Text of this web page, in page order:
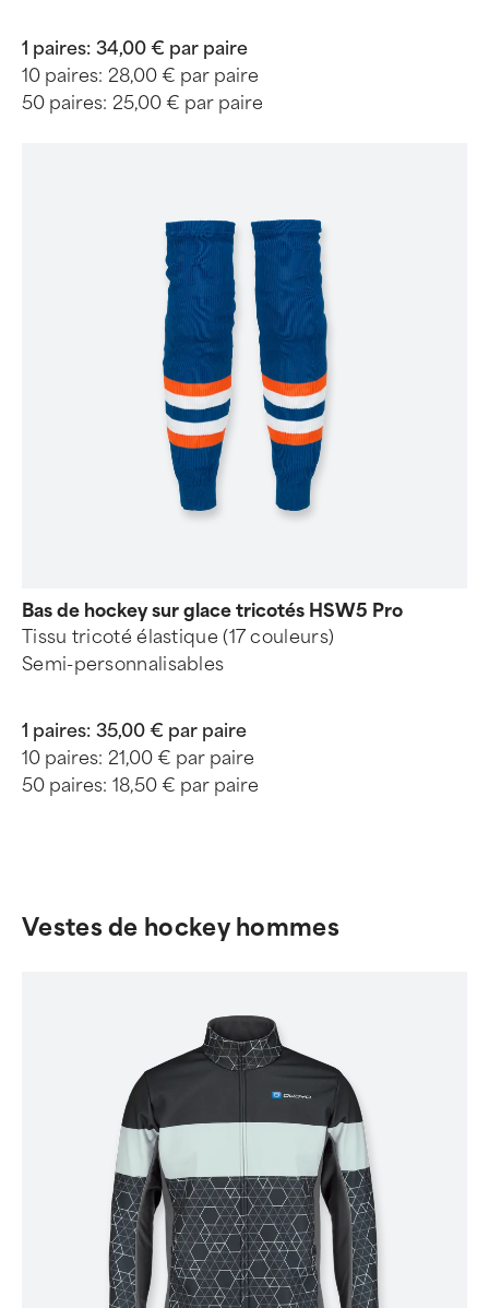
1 paires: 34,00 € par paire
10 paires: 28,00 € par paire
50 paires: 25,00 € par paire
Bas de hockey sur glace tricotés HSW5 Pro
Tissu tricoté élastique (17 couleurs)
Semi-personnalisables
1 paires: 35,00 € par paire
10 paires: 21,00 € par paire
50 paires: 18,50 € par paire
Vestes de hockey hommes